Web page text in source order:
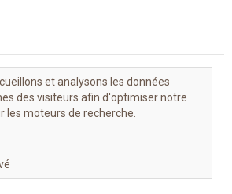
et analysons les données
des visiteurs afin d'optimiser notre
les moteurs de recherche.